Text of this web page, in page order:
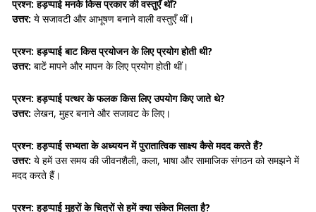
प्रश्न: हड़प्पाई मनके किस प्रकार की वस्तुएँ थीं?
उत्तर: ये सजावटी और आभूषण बनाने वाली वस्तुएँ थीं।
प्रश्न: हड़प्पाई बाट किस प्रयोजन के लिए प्रयोग होती थी?
उत्तर: बाटें मापने और मापन के लिए प्रयोग होती थीं।
प्रश्न: हड़प्पाई पत्थर के फलक किस लिए उपयोग किए जाते थे?
उत्तर: लेखन, मुहर बनाने और सजावट के लिए।
प्रश्न: हड़प्पाई सभ्यता के अध्ययन में पुरातात्विक साक्ष्य कैसे मदद करते हैं?
उत्तर: ये हमें उस समय की जीवनशैली, कला, भाषा और सामाजिक संगठन को समझने में
मदद करते हैं।
प्रश्न: हड़प्पाई मुहरों के चित्रों से हमें क्या संकेत मिलता है?